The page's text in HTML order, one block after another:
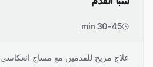
30-45 min
علاج مريح للقدمين مع مساج انعكاسي